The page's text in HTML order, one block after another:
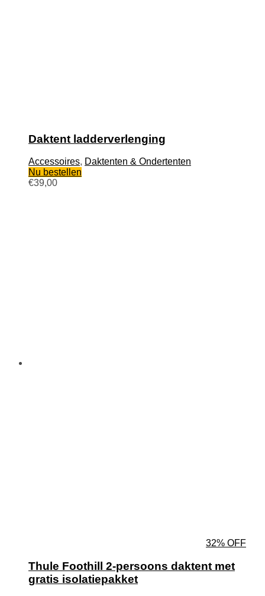
Daktent ladderverlenging
Accessoires, Daktenten & Ondertenten
Nu bestellen
€39,00
32% OFF
Thule Foothill 2-persoons daktent met
gratis isolatiepakket